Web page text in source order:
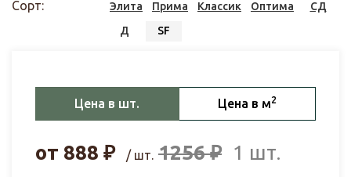
Сорт: Элита Прима Классик Оптима
СД
Д
SF
Цена в шт. Цена в м2
от 888 ₽ / шт. 1256₽ 1 шт.